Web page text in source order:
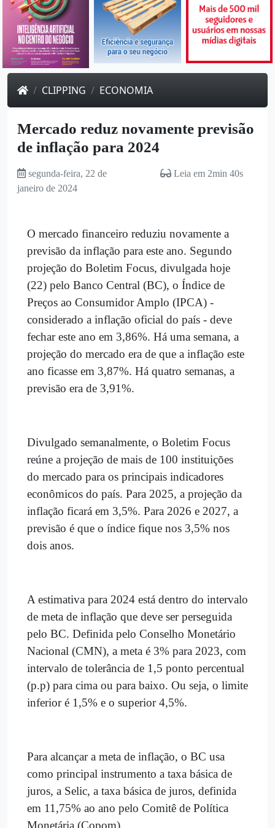
CLIPPING ECONOMIA
Mercado reduz novamente previsão
de inflação para 2024
segunda-feira, 22 de
janeiro de 2024
Leia em 2min 40s
O mercado financeiro reduziu novamente a
previsão da inflação para este ano. Segundo
projeção do Boletim Focus, divulgada hoje
(22) pelo Banco Central (BC), o Índice de
Preços ao Consumidor Amplo (IPCA) -
considerado a inflação oficial do país - deve
fechar este ano em 3,86%. Há uma semana, a
projeção do mercado era de que a inflação este
ano ficasse em 3,87%. Há quatro semanas, a
previsão era de 3,91%.
Divulgado semanalmente, o Boletim Focus
reúne a projeção de mais de 100 instituições
do mercado para os principais indicadores
econômicos do país. Para 2025, a projeção da
inflação ficará em 3,5%. Para 2026 e 2027, a
previsão é que o índice fique nos 3,5% nos
dois anos.
A estimativa para 2024 está dentro do intervalo
de meta de inflação que deve ser perseguida
pelo BC. Definida pelo Conselho Monetário
Nacional (CMN), a meta é 3% para 2023, com
intervalo de tolerância de 1,5 ponto percentual
(p.p) para cima ou para baixo. Ou seja, o limite
inferior é 1,5% e o superior 4,5%.
Para alcançar a meta de inflação, o BC usa
como principal instrumento a taxa básica de
juros, a Selic, a taxa básica de juros, definida
em 11,75% ao ano pelo Comitê de Política
Monetária (Copom).